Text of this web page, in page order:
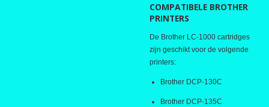
COMPATIBELE BROTHER
PRINTERS
De Brother LC-1000 cartridges
zijn geschikt voor de volgende
printers:
Brother DCP-130C
Brother DCP-135C